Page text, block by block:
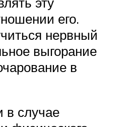
его.
нервный
выгорание
в
в случае